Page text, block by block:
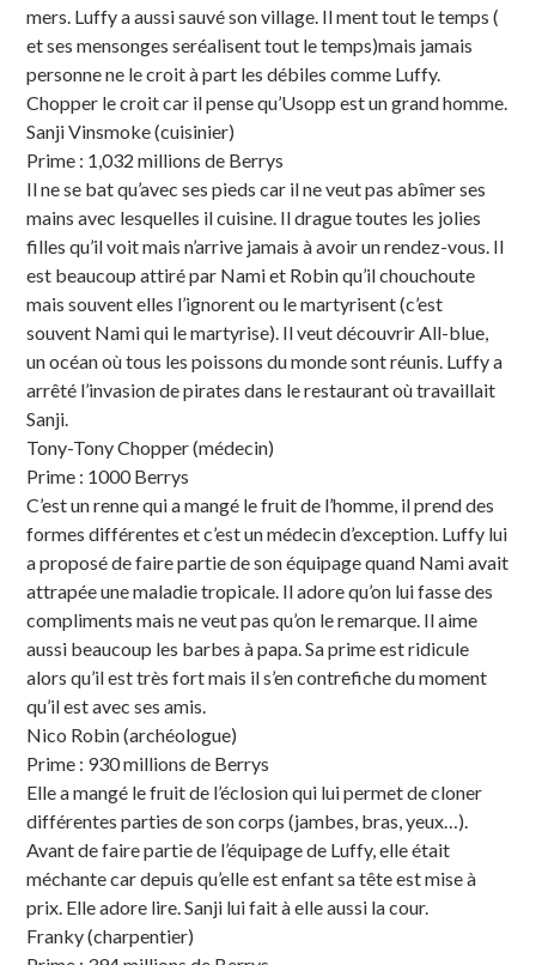
mers. Luffy a aussi sauvé son village. Il ment tout le temps (
et ses mensonges seréalisent tout le temps)mais jamais
personne ne le croit à part les débiles comme Luffy.
Chopper le croit car il pense qu’Usopp est un grand homme.
Sanji Vinsmoke (cuisinier)
Prime : 1,032 millions de Berrys
Il ne se bat qu’avec ses pieds car il ne veut pas abîmer ses
mains avec lesquelles il cuisine. Il drague toutes les jolies
filles qu’il voit mais n’arrive jamais à avoir un rendez-vous. Il
est beaucoup attiré par Nami et Robin qu’il chouchoute
mais souvent elles l’ignorent ou le martyrisent (c’est
souvent Nami qui le martyrise). Il veut découvrir All-blue,
un océan où tous les poissons du monde sont réunis. Luffy a
arrêté l’invasion de pirates dans le restaurant où travaillait
Sanji.
Tony-Tony Chopper (médecin)
Prime : 1000 Berrys
C’est un renne qui a mangé le fruit de l’homme, il prend des
formes différentes et c’est un médecin d’exception. Luffy lui
a proposé de faire partie de son équipage quand Nami avait
attrapée une maladie tropicale. Il adore qu’on lui fasse des
compliments mais ne veut pas qu’on le remarque. Il aime
aussi beaucoup les barbes à papa. Sa prime est ridicule
alors qu’il est très fort mais il s’en contrefiche du moment
qu’il est avec ses amis.
Nico Robin (archéologue)
Prime : 930 millions de Berrys
Elle a mangé le fruit de l’éclosion qui lui permet de cloner
différentes parties de son corps (jambes, bras, yeux…).
Avant de faire partie de l’équipage de Luffy, elle était
méchante car depuis qu’elle est enfant sa tête est mise à
prix. Elle adore lire. Sanji lui fait à elle aussi la cour.
Franky (charpentier)